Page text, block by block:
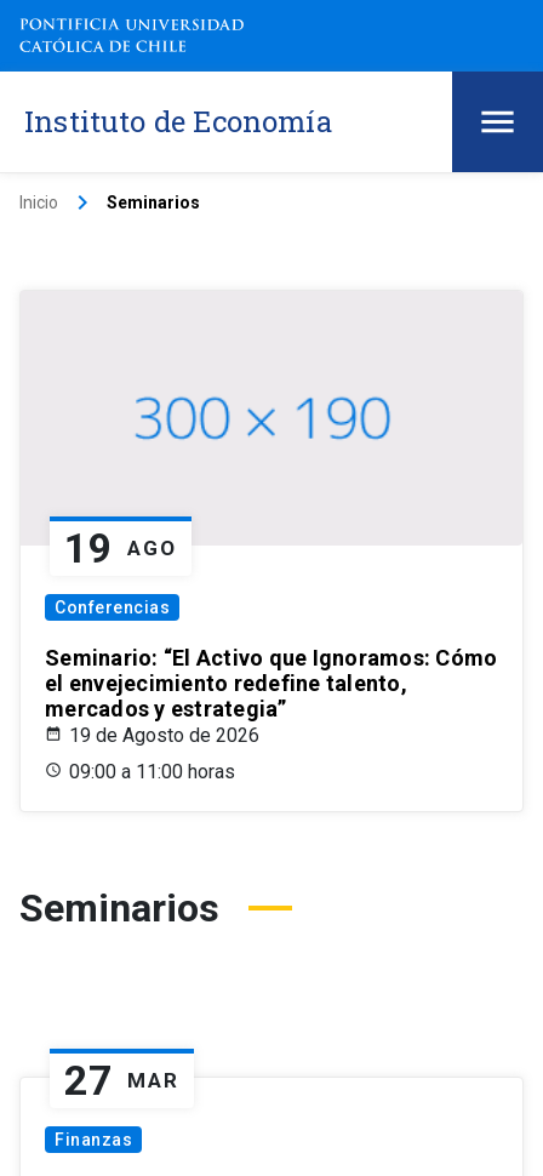
Instituto de Economía
Inicio keyboard_arrow_right Seminarios
19 AGO
Conferencias
Seminario: “El Activo que Ignoramos: Cómo
el envejecimiento redefine talento,
mercados y estrategia”
19 de Agosto de 2026
09:00 a 11:00 horas
Seminarios
27 MAR
Finanzas